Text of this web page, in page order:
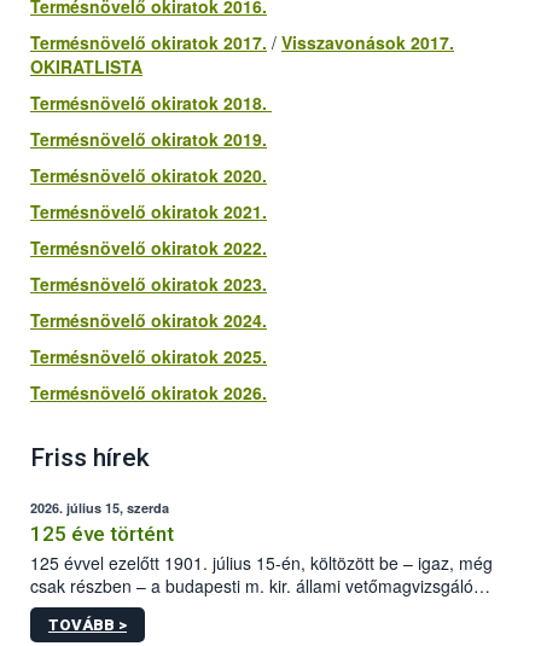
Termésnövelő okiratok 2016.
Termésnövelő okiratok 2017. / Visszavonások 2017.
OKIRATLISTA
Termésnövelő okiratok 2018.
Termésnövelő okiratok 2019.
Termésnövelő okiratok 2020.
Termésnövelő okiratok 2021.
Termésnövelő okiratok 2022.
Termésnövelő okiratok 2023.
Termésnövelő okiratok 2024.
Termésnövelő okiratok 2025.
Termésnövelő okiratok 2026.
Friss hírek
2026. július 15, szerda
125 éve történt
125 évvel ezelőtt 1901. július 15-én, költözött be – igaz, még
csak részben – a budapesti m. kir. állami vetőmagvizsgáló
állomás a Kis Rókus utca 15. szám alatti, Czigler Győző által
tervezett új épületébe.
TOVÁBB >